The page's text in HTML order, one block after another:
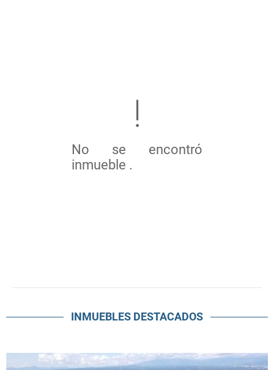
No se encontró
inmueble .
INMUEBLES DESTACADOS